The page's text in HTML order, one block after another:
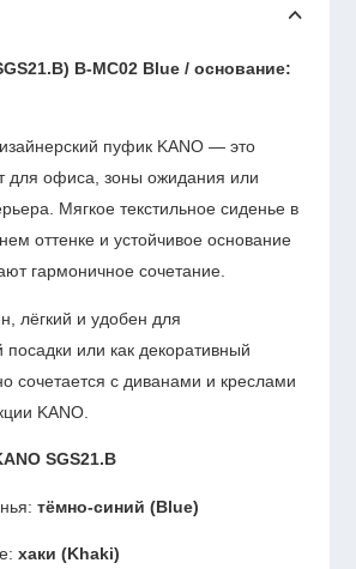
B-MC02 Blue / основание:
пуфик KANO — это
для офиса, зоны ожидания или
Мягкое текстильное сиденье в
оттенке и устойчивое основание
гармоничное сочетание.
лёгкий и удобен для
посадки или как декоративный
сочетается с диванами и креслами
KANO.
SGS21.B
тёмно-синий (Blue)
хаки (Khaki)